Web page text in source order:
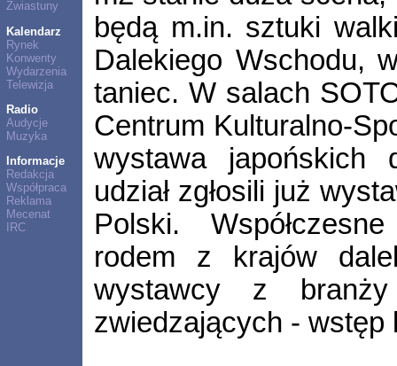
Zwiastuny
Kalendarz
Rynek
Konwenty
Wydarzenia
Telewizja
Radio
Audycje
Muzyka
Informacje
Redakcja
Współpraca
Reklama
Mecenat
IRC
będą m.in. sztuki
Dalekiego Wschodu,
taniec. W salach
Centrum Kulturalno-
wystawa japońskich
udział zgłosili już
Polski.
rodem z krajów
wystawcy z branży
zwiedzających - wstęp